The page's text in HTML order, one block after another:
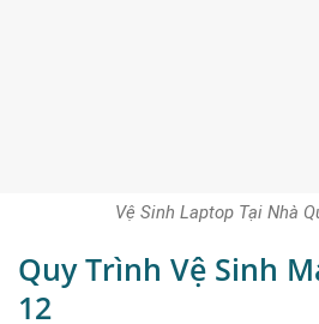
Vệ Sinh Laptop Tại Nhà
Quy Trình Vệ Sinh
12